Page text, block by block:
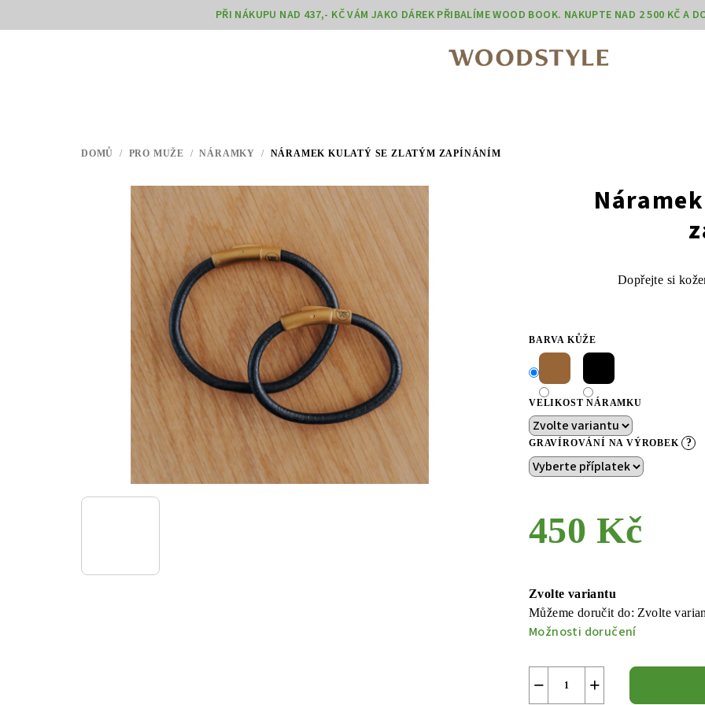
na
PŘI NÁKUPU NAD 437,- KČ VÁM JAKO DÁREK PŘIBALÍME WOOD BOOK. NAKUPTE NAD 2 500 KČ A
DOMŮ / PRO MUŽE / NÁRAMKY / NÁRAMEK KULATÝ SE ZLATÝM ZAPÍNÁNÍM
Dopřejte si
BARVA KŮŽE
VELIKOST NÁRAMKU
GRAVÍROVÁNÍ NA VÝROBEK ?
450 Kč
cena:
Zvolte variantu
Můžeme doručit do: Zvolte
Možnosti doručení
+
−